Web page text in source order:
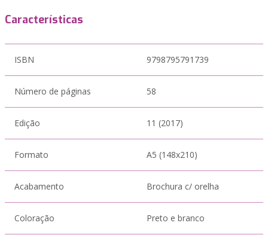
Características
ISBN 9798795791739
Número de páginas 58
Edição 11 (2017)
Formato A5 (148x210)
Acabamento Brochura c/ orelha
Coloração Preto e branco